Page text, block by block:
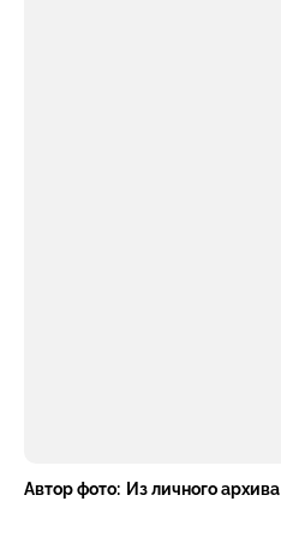
Автор фото: Из личного архива